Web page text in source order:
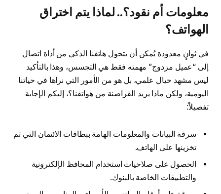
معلومات أم نقود؟.. لماذا يتم اختراق
الهواتف؟
في ثوانٍ معدودة يُمكن أن يتحول هاتفنا الذكي من أداة اتصال
إلى “عميل مزدوج” مهمته فقط هي التجسس، وهذا بالتأكيد
ليس مشهد خيال علمي، بل هو من الأمور التي نراها في حياتنا
اليومية، ولكن ماذا يريد القراصنة من هواتفنا؟، إليكم الإجابة
تفصيلاً:
سرقة البيانات والمعلومات الهامة ببطاقات الائتمان التي تم
تخزينها على الهاتف.
الحصول على صلاحيات استخدام المحافظ الإلكترونية
والتطبيقات الخاصة بالبنوك.